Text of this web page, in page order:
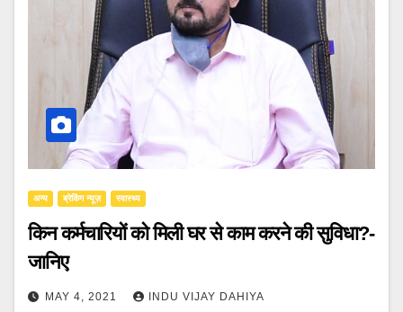
अन्य ब्रेकिंग न्यूज़ स्वास्थ्य
किन कर्मचारियों को मिली घर से काम करने की सुविधा?-
जानिए
MAY 4, 2021 INDU VIJAY DAHIYA